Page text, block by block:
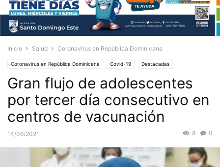
Inicio Salud Coronavirus en República Dominicana
Coronavirus en República Dominicana Covid-19 Destacadas
Vacunación
Gran flujo de adolescentes
por tercer día consecutivo en
centros de vacunación
14/06/2021 0
8